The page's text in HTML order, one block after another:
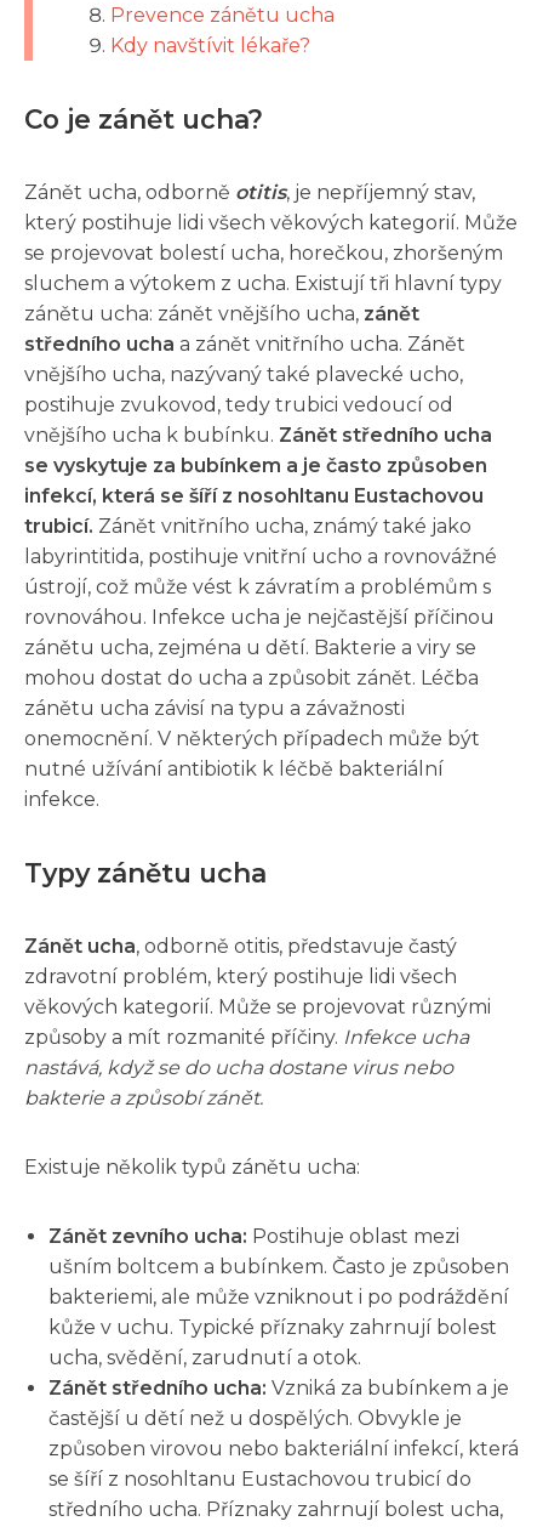
Prevence zánětu ucha
Kdy navštívit lékaře?
Co je zánět ucha?
Zánět ucha, odborně otitis, je nepříjemný stav,
který postihuje lidi všech věkových kategorií. Může
se projevovat bolestí ucha, horečkou, zhoršeným
sluchem a výtokem z ucha. Existují tři hlavní typy
zánětu ucha: zánět vnějšího ucha, zánět
středního ucha a zánět vnitřního ucha. Zánět
vnějšího ucha, nazývaný také plavecké ucho,
postihuje zvukovod, tedy trubici vedoucí od
vnějšího ucha k bubínku. Zánět středního ucha
se vyskytuje za bubínkem a je často způsoben
infekcí, která se šíří z nosohltanu Eustachovou
trubicí. Zánět vnitřního ucha, známý také jako
labyrintitida, postihuje vnitřní ucho a rovnovážné
ústrojí, což může vést k závratím a problémům s
rovnováhou. Infekce ucha je nejčastější příčinou
zánětu ucha, zejména u dětí. Bakterie a viry se
mohou dostat do ucha a způsobit zánět. Léčba
zánětu ucha závisí na typu a závažnosti
onemocnění. V některých případech může být
nutné užívání antibiotik k léčbě bakteriální
infekce.
Typy zánětu ucha
Zánět ucha, odborně otitis, představuje častý
zdravotní problém, který postihuje lidi všech
věkových kategorií. Může se projevovat různými
způsoby a mít rozmanité příčiny. Infekce ucha
nastává, když se do ucha dostane virus nebo
bakterie a způsobí zánět.
Existuje několik typů zánětu ucha:
Zánět zevního ucha: Postihuje oblast mezi
ušním boltcem a bubínkem. Často je způsoben
bakteriemi, ale může vzniknout i po podráždění
kůže v uchu. Typické příznaky zahrnují bolest
ucha, svědění, zarudnutí a otok.
Zánět středního ucha: Vzniká za bubínkem a je
častější u dětí než u dospělých. Obvykle je
způsoben virovou nebo bakteriální infekcí, která
se šíří z nosohltanu Eustachovou trubicí do
středního ucha. Příznaky zahrnují bolest ucha,